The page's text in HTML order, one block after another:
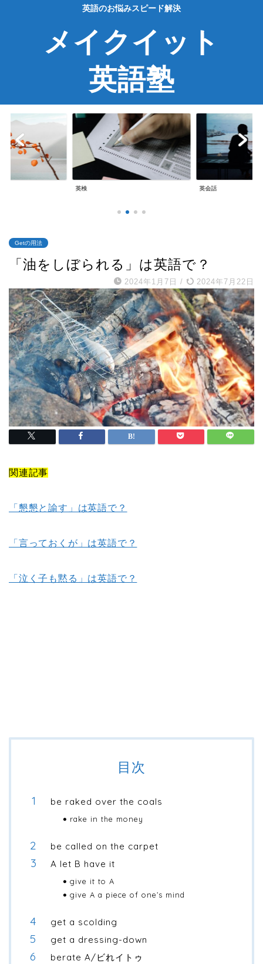
英語のお悩みスピード解決
メイクイット
英語塾
英検 英会話
Getの用法
「油をしぼられる」は英語で？
2024年1月7日 / 2024年7月22日
関連記事
「懇懇と諭す」は英語で？
「言っておくが」は英語で？
「泣く子も黙る」は英語で？
目次
be raked over the coals
rake in the money
be called on the carpet
A let B have it
give it to A
give A a piece of one’s mind
get a scolding
get a dressing-down
berate A/ビれイトゥ